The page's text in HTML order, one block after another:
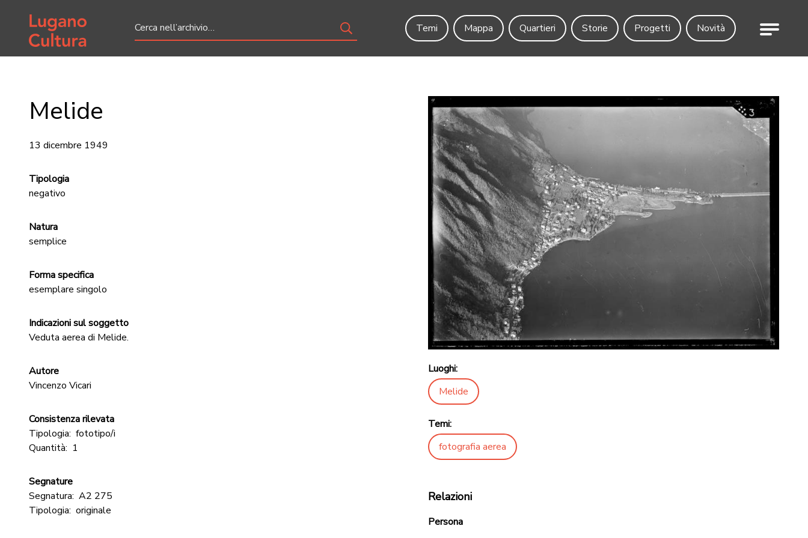
Home page
Temi
Mappa Quartieri Storie Progetti Novità Menu
Melide
13 dicembre 1949
Tipologia
negativo
Natura
semplice
Forma specifica
esemplare singolo
Indicazioni sul soggetto
Veduta aerea di Melide.
Autore
Vincenzo Vicari
Consistenza rilevata
Tipologia: fototipo/i
Quantità: 1
Segnature
Segnatura: A2 275
Tipologia: originale
Luoghi:
Melide
Temi:
fotografia aerea
Relazioni
Persona